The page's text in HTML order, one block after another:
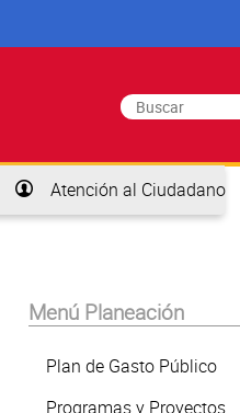
Formulario
Buscar
Atención al Ciudadano
Menú Planeación
Plan de Gasto Público
Programas y Proyectos